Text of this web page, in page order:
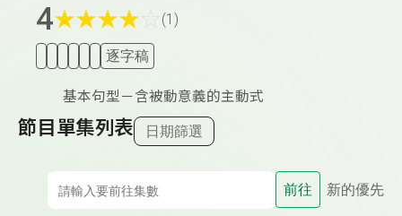
4★★★★ (1)
逐字稿
基本句型－含被動意義的主動式
節目單集列表 日期篩選
前往 新的優先